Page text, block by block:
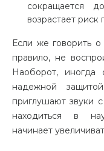
сокращается
возрастает риск
Если же говорить
правило, не
Наоборот, иногда
надежной
приглушают звуки
находиться в
начинает